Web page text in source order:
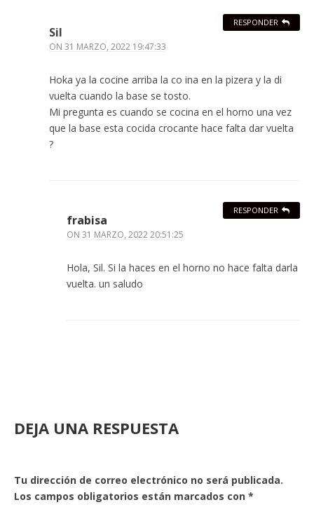
Sil
ON 31 MARZO, 2022 19:47:33
Hoka ya la cocine arriba la co ina en la pizera y la di
vuelta cuando la base se tosto.
Mi pregunta es cuando se cocina en el horno una vez
que la base esta cocida crocante hace falta dar vuelta
?
RESPONDER
frabisa
ON 31 MARZO, 2022 20:51:25
Hola, Sil. Si la haces en el horno no hace falta darla
vuelta. un saludo
RESPONDER
DEJA UNA RESPUESTA
Tu dirección de correo electrónico no será publicada.
Los campos obligatorios están marcados con *